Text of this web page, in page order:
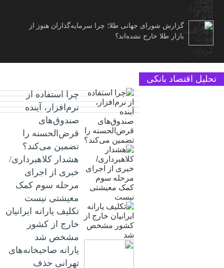
گزارش شورای جهانی طلا؛ چرا سرمایه‌گذاران هنوز از
بازار طلا خارج نشده‌اند؟
تحلیل اقتصاد بانکی
چرا استفاده از
نرم‌افزار، آینده
صندوق‌های
قرض‌الحسنه را
تضمین می‌کند؟
هشدار کلاهبرداری/
خبری از اجرای
مرحله سوم کمک
معیشتی نیست
تکلیف یارانه ایرانیان
خارج از کشور
مشخص شد
یارانه صاحبخانه‌های
تهرانی حذف